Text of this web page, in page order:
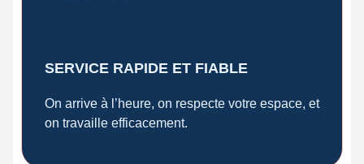
SERVICE RAPIDE ET FIABLE
On arrive à l’heure, on respecte votre espace, et
on travaille efficacement.